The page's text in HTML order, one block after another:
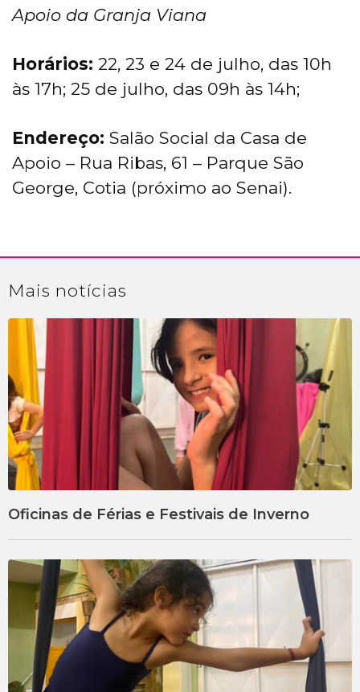
Apoio da Granja Viana
Horários: 22, 23 e 24 de julho, das 10h
às 17h; 25 de julho, das 09h às 14h;
Endereço: Salão Social da Casa de
Apoio – Rua Ribas, 61 – Parque São
George, Cotia (próximo ao Senai).
Mais notícias
Oficinas de Férias e Festivais de Inverno